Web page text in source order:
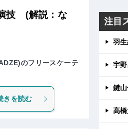
技 (解説：な
のフリースケーテ
きを読む
注目
羽
宇
鍵
高